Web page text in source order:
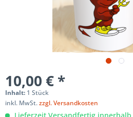
10,00 € *
Inhalt: 1 Stück
inkl. MwSt.zzgl. Versandkosten